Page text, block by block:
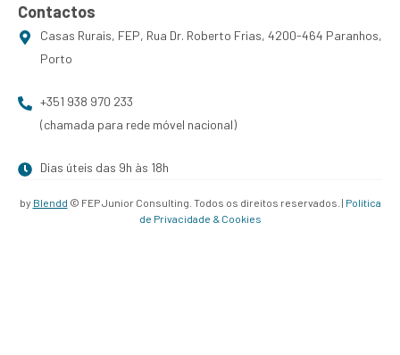
Contactos
Casas Rurais, FEP, Rua Dr. Roberto Frias, 4200-464 Paranhos,
Porto
+351 938 970 233
(chamada para rede móvel nacional)
Dias úteis das 9h às 18h
by Blendd © FEP Junior Consulting. Todos os direitos reservados. | Política
de Privacidade & Cookies